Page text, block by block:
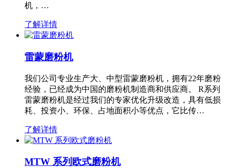
机，…
了解详情
雷蒙磨粉机
我们公司专业生产大、中型雷蒙磨粉机，拥有22年磨粉
经验，已经成为中国的磨粉机制造商和供应商。 R系列
雷蒙磨粉机是经过我们的专家优化升级改造，具有低损
耗、投资小、环保、占地面积小等优点，它比传…
了解详情
MTW 系列欧式磨粉机